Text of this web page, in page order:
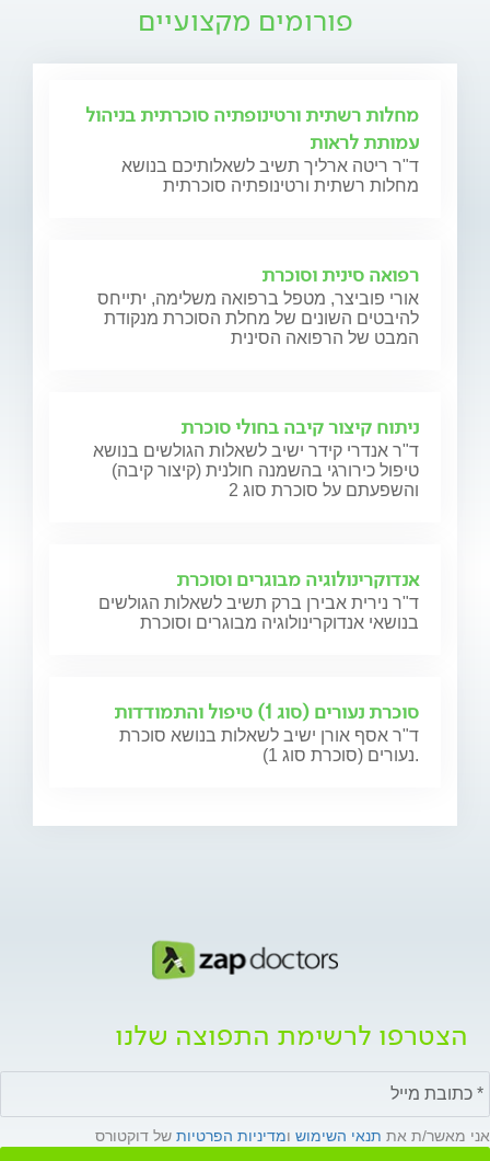
פורומים מקצועיים
מחלות רשתית ורטינופתיה סוכרתית בניהול
עמותת לראות
ד"ר ריטה ארליך תשיב לשאלותיכם בנושא
מחלות רשתית ורטינופתיה סוכרתית
רפואה סינית וסוכרת
אורי פוביצר, מטפל ברפואה משלימה, יתייחס
להיבטים השונים של מחלת הסוכרת מנקודת
המבט של הרפואה הסינית
ניתוח קיצור קיבה בחולי סוכרת
ד"ר אנדרי קידר ישיב לשאלות הגולשים בנושא
טיפול כירורגי בהשמנה חולנית (קיצור קיבה)
והשפעתם על סוכרת סוג 2
אנדוקרינולוגיה מבוגרים וסוכרת
ד"ר נירית אבירן ברק תשיב לשאלות הגולשים
בנושאי אנדוקרינולוגיה מבוגרים וסוכרת
סוכרת נעורים (סוג 1) טיפול והתמודדות
ד"ר אסף אורן ישיב לשאלות בנושא סוכרת
נעורים (סוכרת סוג 1).
הצטרפו לרשימת התפוצה שלנו
אני מאשר/ת את תנאי השימוש ומדיניות הפרטיות של דוקטורס